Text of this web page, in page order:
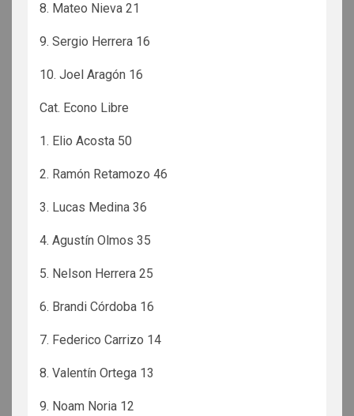
8. Mateo Nieva 21
9. Sergio Herrera 16
10. Joel Aragón 16
Cat. Econo Libre
1. Elio Acosta 50
2. Ramón Retamozo 46
3. Lucas Medina 36
4. Agustín Olmos 35
5. Nelson Herrera 25
6. Brandi Córdoba 16
7. Federico Carrizo 14
8. Valentín Ortega 13
9. Noam Noria 12